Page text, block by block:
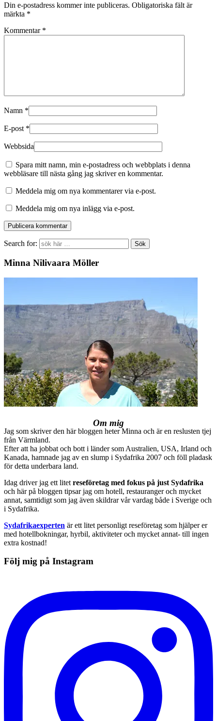
Din e-postadress kommer inte publiceras. Obligatoriska fält är
märkta *
Kommentar *
Namn *
E-post *
Webbsida
Spara mitt namn, min e-postadress och webbplats i denna
webbläsare till nästa gång jag skriver en kommentar.
Meddela mig om nya kommentarer via e-post.
Meddela mig om nya inlägg via e-post.
Search for:
Minna Nilivaara Möller
Om mig
Jag som skriver den här bloggen heter Minna och är en reslusten tjej
från Värmland.
Efter att ha jobbat och bott i länder som Australien, USA, Irland och
Kanada, hamnade jag av en slump i Sydafrika 2007 och föll pladask
för detta underbara land.
Idag driver jag ett litet reseföretag med fokus på just Sydafrika
och här på bloggen tipsar jag om hotell, restauranger och mycket
annat, samtidigt som jag även skildrar vår vardag både i Sverige och
i Sydafrika.
Sydafrikaexperten är ett litet personligt reseföretag som hjälper er
med hotellbokningar, hyrbil, aktiviteter och mycket annat- till ingen
extra kostnad!
Följ mig på Instagram